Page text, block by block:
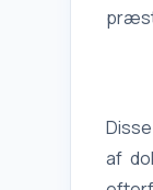
af